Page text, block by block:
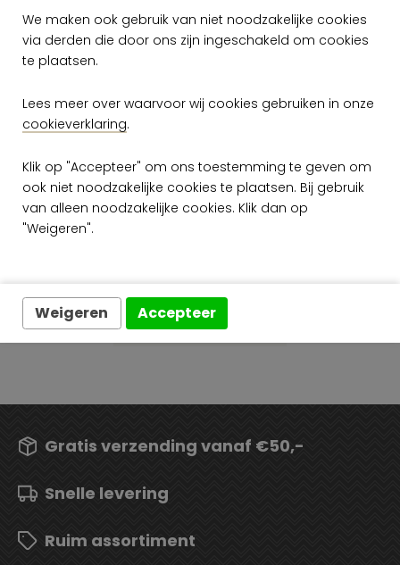
We maken ook gebruik van niet noodzakelijke cookies
via derden die door ons zijn ingeschakeld om cookies
te plaatsen.
Lees meer over waarvoor wij cookies gebruiken in onze
cookieverklaring.
Klik op "Accepteer" om ons toestemming te geven om
ook niet noodzakelijke cookies te plaatsen. Bij gebruik
van alleen noodzakelijke cookies. Klik dan op
"Weigeren".
Weigeren Accepteer
Velvet And Line
18116
Gratis verzending vanaf €50,-
Snelle levering
Ruim assortiment